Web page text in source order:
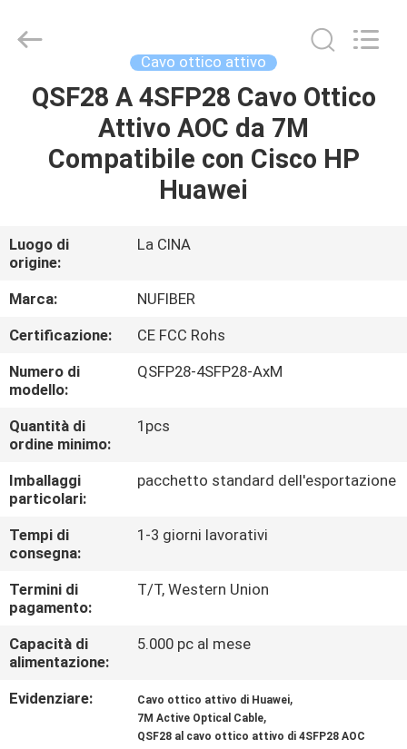
CASA
PRODOTTI
NOI
GIRO
DELLA
FABBRICA
CONTROLLO
DI
QUALITÀ
CONTATTICI
NOTIZIE
RICHIEDA
UNA
Rights
Cavo ottico attivo
QSF28 A 4SFP28 Cavo Ottico
Attivo AOC da 7M
Compatibile con Cisco HP
Huawei
Luogo di
origine:
La CINA
Marca:
NUFIBER
Certificazione:
CE FCC Rohs
Numero di
modello:
QSFP28-4SFP28-AxM
Quantità di
ordine minimo:
1pcs
Imballaggi
particolari:
pacchetto standard dell'esportazione
Tempi di
consegna:
1-3 giorni lavorativi
Termini di
pagamento:
T/T, Western Union
Capacità di
alimentazione:
5.000 pc al mese
Evidenziare: Cavo ottico attivo di Huawei,
7M Active Optical Cable,
QSF28 al cavo ottico attivo di 4SFP28 AOC